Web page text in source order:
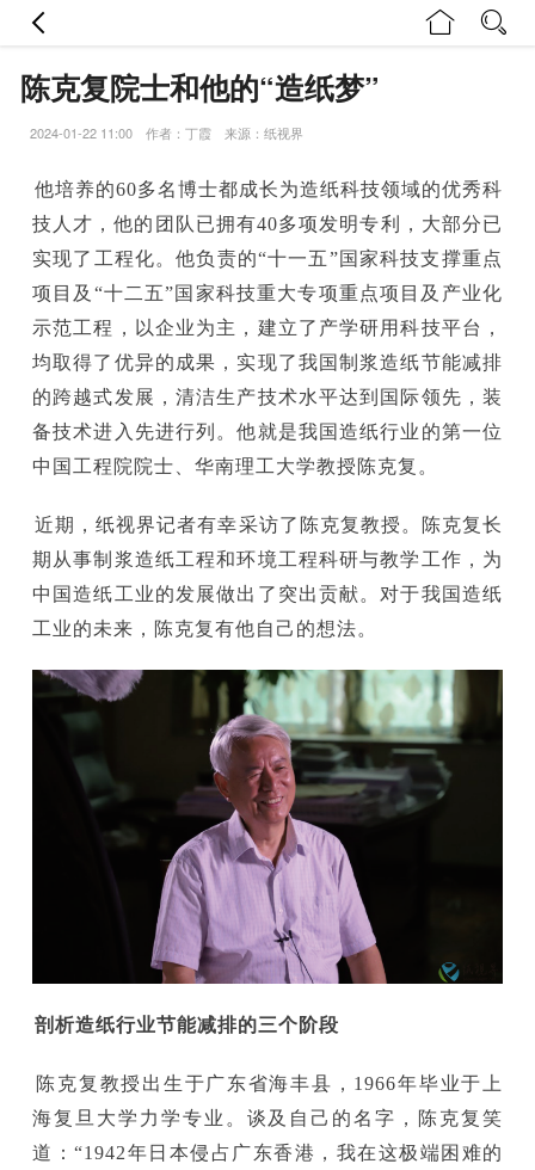
陈克复院士和他的“造纸梦”
2024-01-22 11:00 作者：丁霞 来源：纸视界
培养的60多名博士都成长为造纸科技领域的优秀科
技人才，他的团队已拥有40多项发明专利，大部分已
实现了工程化。他负责的“十一五”国家科技支撑重点
项目及“十二五”国家科技重大专项重点项目及产业化
示范工程，以企业为主，建立了产学研用科技平台，
均取得了优异的成果，实现了我国制浆造纸节能减排
的跨越式发展，清洁生产技术水平达到国际领先，装
备技术进入先进行列。他就是我国造纸行业的第一位
中国工程院院士、华南理工大学教授陈克复。
期，纸视界记者有幸采访了陈克复教授。陈克复长
期从事制浆造纸工程和环境工程科研与教学工作，为
中国造纸工业的发展做出了突出贡献。对于我国造纸
工业的未来，陈克复有他自己的想法。
剖析造纸行业节能减排的三个阶段
克复教授出生于广东省海丰县，1966年毕业于上
海复旦大学力学专业。谈及自己的名字，陈克复笑
道：“1942年日本侵占广东香港，我在这极端困难的